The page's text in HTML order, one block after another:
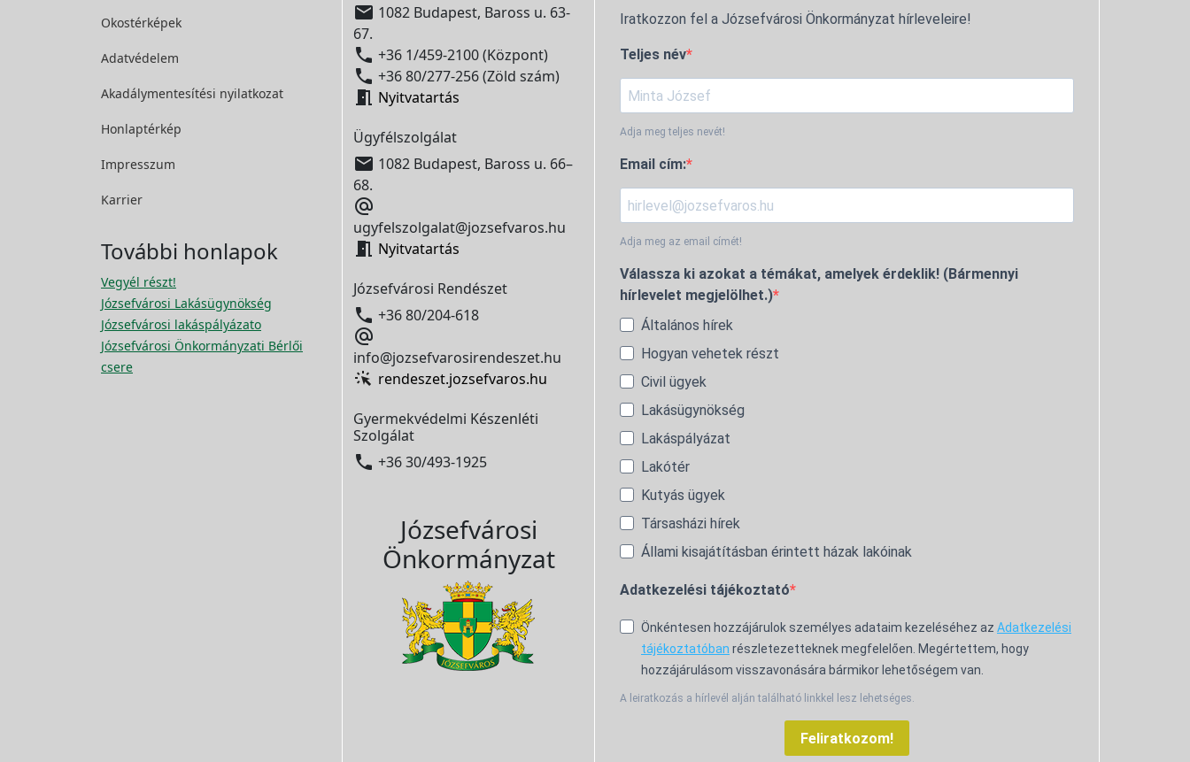
Okostérképek
Adatvédelem
Akadálymentesítési nyilatkozat
Honlaptérkép
Impresszum
Karrier
További honlapok
Vegyél részt!
Józsefvárosi Lakásügynökség
Józsefvárosi lakáspályázato
Józsefvárosi Önkormányzati Bérlői
csere
 1082 Budapest, Baross u. 63-
67.
 +36 1/459-2100 (Központ)
 +36 80/277-256 (Zöld szám)
 Nyitvatartás
Ügyfélszolgálat
 1082 Budapest, Baross u. 66–
68.

ugyfelszolgalat@jozsefvaros.hu
 Nyitvatartás
Józsefvárosi Rendészet
 +36 80/204-618

info@jozsefvarosirendeszet.hu
rendeszet.jozsefvaros.hu
Gyermekvédelmi Készenléti
Szolgálat
 +36 30/493-1925
Józsefvárosi
Önkormányzat
Iratkozzon fel a Józsefvárosi Önkormányzat hírleveleire!
Teljes név
Adja meg teljes nevét!
Email cím:
Adja meg az email címét!
Válassza ki azokat a témákat, amelyek érdeklik! (Bármennyi
hírlevelet megjelölhet.)
Általános hírek
Hogyan vehetek részt
Civil ügyek
Lakásügynökség
Lakáspályázat
Lakótér
Kutyás ügyek
Társasházi hírek
Állami kisajátításban érintett házak lakóinak
Adatkezelési tájékoztató
Önkéntesen hozzájárulok személyes adataim kezeléséhez az Adatkezelési
tájékoztatóban részletezetteknek megfelelően. Megértettem, hogy
hozzájárulásom visszavonására bármikor lehetőségem van.
A leiratkozás a hírlevél alján található linkkel lesz lehetséges.
Feliratkozom!